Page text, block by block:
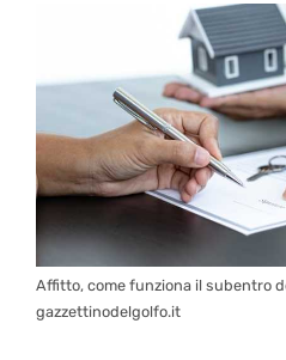
Affitto, come funziona il subentro
gazzettinodelgolfo.it